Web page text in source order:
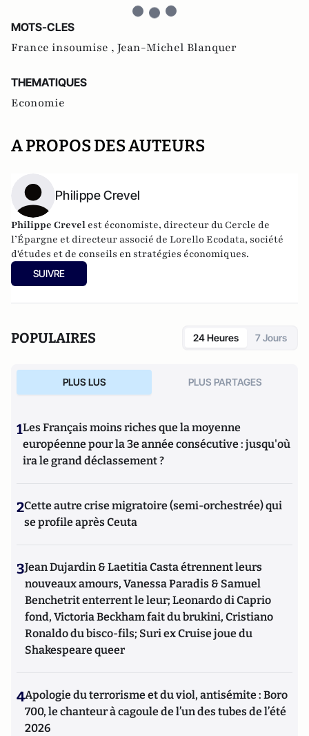
MOTS-CLES
France insoumise , Jean-Michel Blanquer
THEMATIQUES
Economie
A PROPOS DES AUTEURS
Philippe Crevel
Philippe Crevel est économiste, directeur du Cercle de
l’Épargne et directeur associé de Lorello Ecodata, société
d'études et de conseils en stratégies économiques.
SUIVRE
POPULAIRES 24 Heures 7 Jours
PLUS LUS PLUS PARTAGES
1Les Français moins riches que la moyenne
européenne pour la 3e année consécutive : jusqu'où
ira le grand déclassement ?
2Cette autre crise migratoire (semi-orchestrée) qui
se profile après Ceuta
3Jean Dujardin & Laetitia Casta étrennent leurs
nouveaux amours, Vanessa Paradis & Samuel
Benchetrit enterrent le leur; Leonardo di Caprio
fond, Victoria Beckham fait du brukini, Cristiano
Ronaldo du bisco-fils; Suri ex Cruise joue du
Shakespeare queer
4Apologie du terrorisme et du viol, antisémite : Boro
700, le chanteur à cagoule de l’un des tubes de l’été
2026